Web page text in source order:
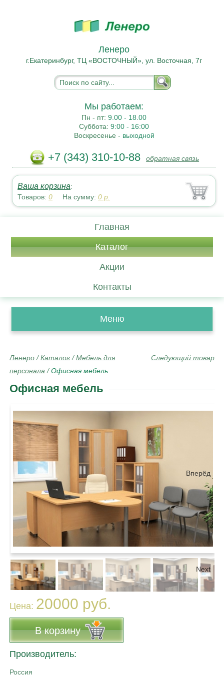
Ленеро
г.Екатеринбург, ТЦ «ВОСТОЧНЫЙ», ул. Восточная, 7г
Мы работаем:
Пн - пт:9.00 - 18.00
Суббота:9:00 - 16:00
Воскресенье - выходной
+7 (343) 310-10-88 обратная связь
Ваша корзина:
Товаров:0 На сумму:0 р.
Главная
Каталог
Акции
Контакты
Меню
Следующий товар
Ленеро /Каталог /Мебель для
персонала /Офисная мебель
Офисная мебель
Вперёд
Next
Цена: 20000 руб.
В корзину
Производитель:
Россия